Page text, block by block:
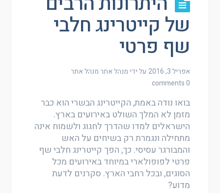
של קייטרינג חלבי
שף פרטי
אפריל 3, 2016 על ידי מנהל אתרמנהל אתר
0 comments
בואו נודה באמת, הקייטרינג הבשרי הוא כבר
מזמן לא המלך השולט באירועים בארץ.
הישראלים למדו שהדרך לחגוג ולשמוח אינה
מתחילה ונגמרת רק בשיחים על האש
והמבורגר עסיסי. כך, הפך קייטרינג חלבי שף
פרטי לפופולארי במיוחד באירועים מכל
הסוגים, ובכל רחבי הארץ. סקרנים לדעת
מדוע?